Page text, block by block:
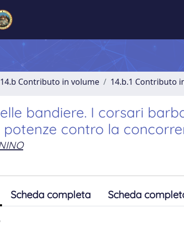
14.b Contributo in volume 14.b.1 Contributo
bandiere. I corsari
contro la
Scheda completa Scheda